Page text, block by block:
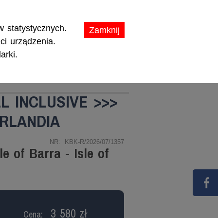
Zamknij
statystycznych.
urządzenia.
INCLUSIVE >>>
NR: KBK-R/2026/07/1357
of Barra - Isle of
Cena: 3 580 zł